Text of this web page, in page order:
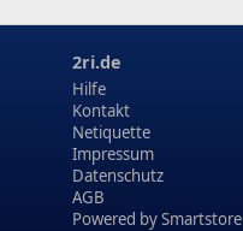
2ri.de
Hilfe
Kontakt
Netiquette
Impressum
Datenschutz
AGB
Powered bySmartstore